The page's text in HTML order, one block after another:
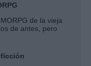
de la vieja
de antes, pero
ficción